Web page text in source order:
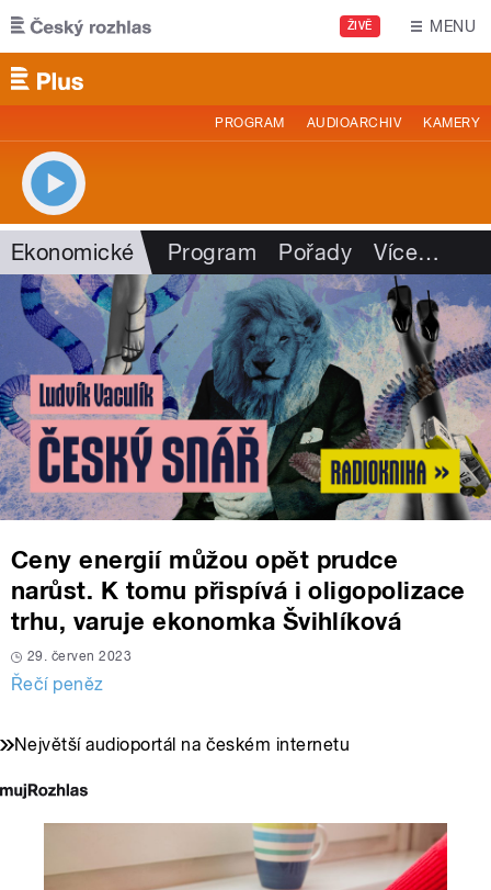
Přejít k hlavnímu obsahu
ŽIVĚ MENU
PROGRAM AUDIOARCHIV KAMERY
Ekonomické Program Pořady Více…
Ceny energií můžou opět prudce
narůst. K tomu přispívá i oligopolizace
trhu, varuje ekonomka Švihlíková
29. červen 2023
Řečí peněz
Největší audioportál na českém internetu